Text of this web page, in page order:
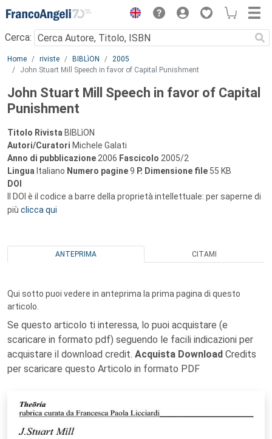
Menu
Cerca:
Main content
Home riviste BIBLìON
2005
John Stuart Mill Speech in favor of Capital Punishment
John Stuart Mill Speech in favor of Capital
Punishment
Titolo Rivista BIBLìON
Autori/Curatori Michele Galati
Anno di pubblicazione 2006 Fascicolo 2005/2
Lingua Italiano Numero pagine9 P. Dimensione file 55 KB
DOI
Il DOI è il codice a barre della proprietà intellettuale: per saperne di
più clicca qui
ANTEPRIMA CITAMI
Qui sotto puoi vedere in anteprima la prima pagina di questo
articolo.
Se questo articolo ti interessa, lo puoi acquistare (e
scaricare in formato pdf) seguendo le facili indicazioni per
acquistare il download credit. Acquista Download Credits
per scaricare questo Articolo in formato PDF